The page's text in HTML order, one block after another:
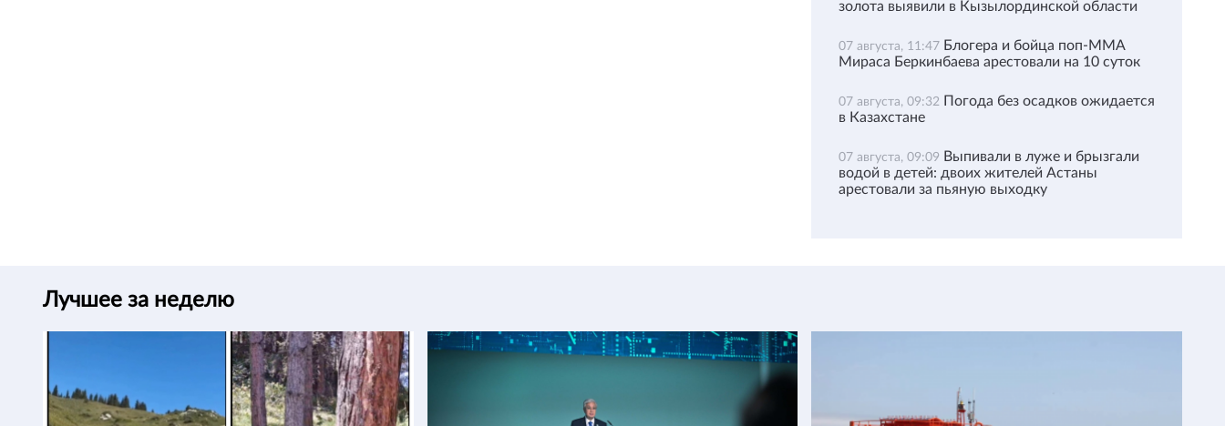
золота выявили в Кызылординской области
07 августа, 11:47 Блогера и бойца поп-ММА
Мираса Беркинбаева арестовали на 10 суток
07 августа, 09:32 Погода без осадков ожидается
в Казахстане
07 августа, 09:09 Выпивали в луже и брызгали
водой в детей: двоих жителей Астаны
арестовали за пьяную выходку
Лучшее за неделю